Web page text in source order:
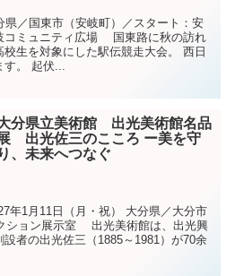
／国東市（安岐町）／スタート：安
コミュニティ広場 国東路に秋の訪れ
生を対象にした駅伝競走大会。 西日
す。 起伏...
分県立美術館 出光美術館名品
出光佐三のこころ ー美を守
り、未来へつなぐ
年1月11日（月・祝） 大分県／大分市
ション展示室 出光美術館は、出光興
者の出光佐三（1885～1981）が70余